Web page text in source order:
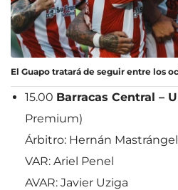
El Guapo tratará de seguir entre los
15.00 Barracas Central –
Premium)
Árbitro: Hernán
VAR: Ariel Penel
AVAR: Javier Uziga